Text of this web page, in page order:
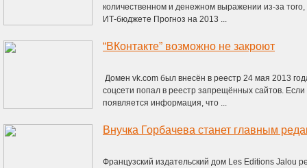
количественном и денежном выражении из-за
ИТ-бюджете Прогноз на 2013 ...
“ВКонтакте” возможно не закроют
Домен vk.com был внесён в реестр 24 мая 2013
соцсети попал в реестр запрещённых сайтов.
появляется информация, что ...
Внучка Горбачева станет главным
Французский издательский дом Les Editions Jalou